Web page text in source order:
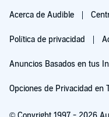
Acerca de Audible
Política de privacidad
Anuncios Basados en tus
Opciones de Privacidad en